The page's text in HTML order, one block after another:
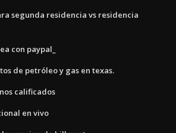
segunda residencia vs residencia
con paypal_
de petróleo y gas en texas.
calificados
en vivo